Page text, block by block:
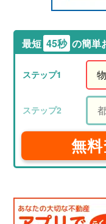
最短 45秒 の簡単
無